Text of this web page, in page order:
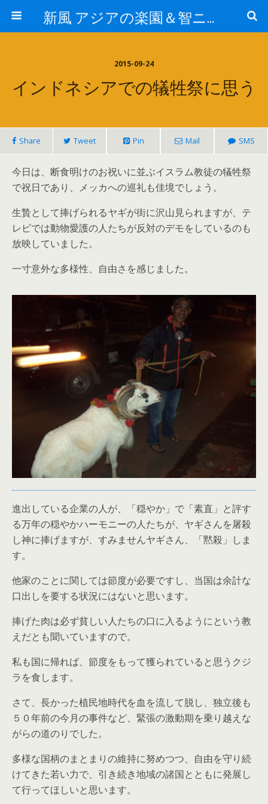
新風 アジアの楽園＆智ニア来富
2015-09-24
インドネシアでの犠牲祭に思う
Share Tweet Pin Mail SMS
今日は、断食明けのお祝いに並ぶイスラム教徒の犠牲祭
で祝日であり、メッカへの巡礼も佳境でしょう。
生贄として捧げられるヤギが街に沢山見られますが、テ
レビでは動物愛護の人たちが反対のデモをしているのも
放映していました。
一寸意外な多様性、自由さを感じました。
進出している企業の人が、「穏やか」で「素直」と評す
る万年の穏やかハーモニーの人たちが、ヤギさんを屠殺
し神に捧げますが、すみませんヤギさん、「黙殺」しま
す。
他家のことに関しては節度が必要ですし、当国は余計な
口出しを要する状況にはないと思います。
捧げた肉は必ず貧しい人たちの口に入るようにという教
えだとも聞いていますので。
私も国に帰れば、節度をもって獲られていると思うクジ
ラを食します。
さて、長かった植民地時代を血を流して脱し、独立後も
５０年前の今月の事件など、緊張の激動期を乗り越えな
がらの道のりでした。
多様な国柄のまとまりの維持に努めつつ、自由を守り続
けてきた若い力で、引き続き地域の諸国とともに発展し
て行ってほしいと思います。